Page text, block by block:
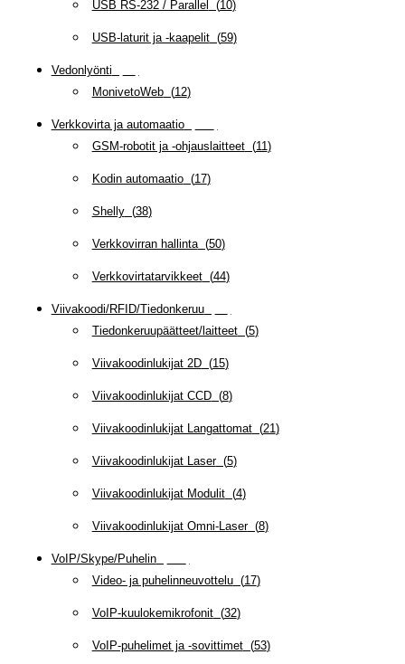
USB RS-232 / Parallel (10)
USB-laturit ja -kaapelit(59)
Vedonlyönti
MonivetoWeb(12)
Verkkovirta ja automaatio(
GSM-robotit ja -ohjauslaitteet(11)
Kodin automaatio(17)
Shelly(38)
Verkkovirran hallinta(50)
Verkkovirtatarvikkeet(44)
Viivakoodi/RFID/Tiedonkeruu(
Tiedonkeruupäätteet/laitteet(5)
Viivakoodinlukijat 2D(15)
Viivakoodinlukijat CCD(8)
Viivakoodinlukijat Langattomat(21)
Viivakoodinlukijat Laser(5)
Viivakoodinlukijat Modulit(4)
Viivakoodinlukijat Omni-Laser(8)
VoIP/Skype/Puhelin(
Video- ja puhelinneuvottelu(17)
VoIP-kuulokemikrofonit(32)
VoIP-puhelimet ja -sovittimet(53)